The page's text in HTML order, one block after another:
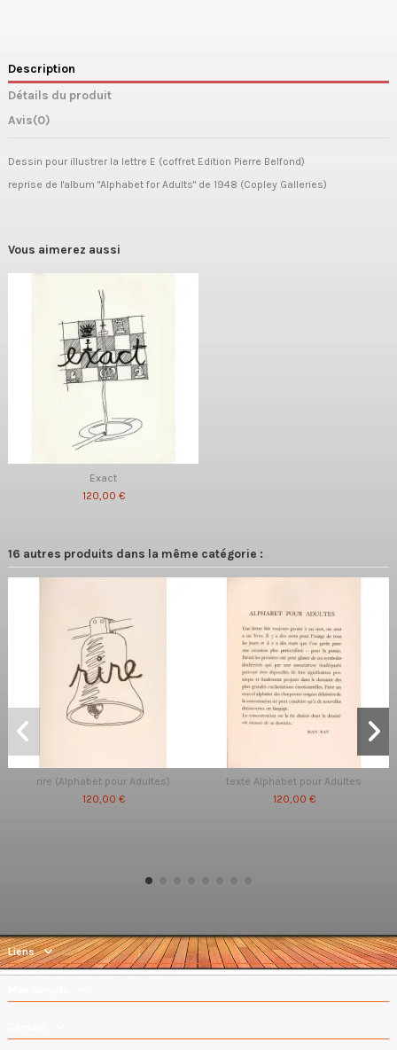
Description
Détails du produit
Avis(0)
Dessin pour illustrer la lettre E (coffret Edition Pierre Belfond)
reprise de l'album "Alphabet for Adults" de 1948 (Copley Galleries)
Vous aimerez aussi
Exact
120,00 €
16 autres produits dans la même catégorie :
rire (Alphabet pour Adultes)
120,00 €
texte Alphabet pour Adultes
120,00 €
Liens